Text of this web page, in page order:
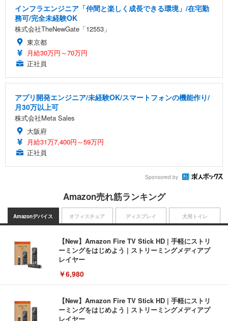
インフラエンジニア「仲間と楽しく成長できる環境」/在宅勤
務可/完全未経験OK
株式会社TheNewGate「12553」
東京都
月給30万円～70万円
正社員
アプリ開発エンジニア/未経験OK/スマートフォンの機能作り/
月30万以上可
株式会社Meta Sales
大阪府
月給31万7,400円～59万円
正社員
Sponsored by
Amazon売れ筋ランキング
Amazonデバイス
【New】Amazon Fire TV Stick HD | 手軽にストリ
ーミングをはじめよう | ストリーミングメディアプ
レイヤー
￥6,980
【New】Amazon Fire TV Stick HD | 手軽にストリ
ーミングをはじめよう | ストリーミングメディアプ
レイヤー
オフィスチェア ディスプレイ 犬用トイレ